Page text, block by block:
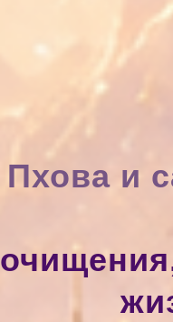
Пхова и